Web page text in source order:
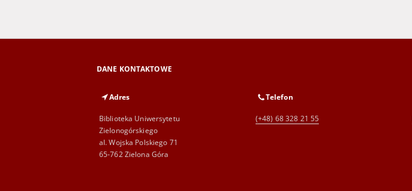
DANE KONTAKTOWE
Adres
Biblioteka Uniwersytetu
Zielonogórskiego
al. Wojska Polskiego 71
65-762 Zielona Góra
Telefon
(+48) 68 328 21 55